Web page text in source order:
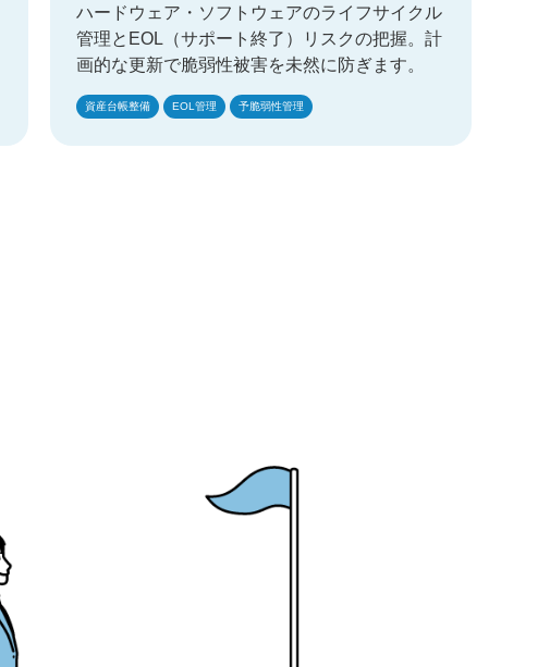
ハードウェア・ソフトウェアのライフサイクル
管理とEOL（サポート終了）リスクの把握。計
画的な更新で脆弱性被害を未然に防ぎます。
資産台帳整備 EOL管理 予脆弱性管理